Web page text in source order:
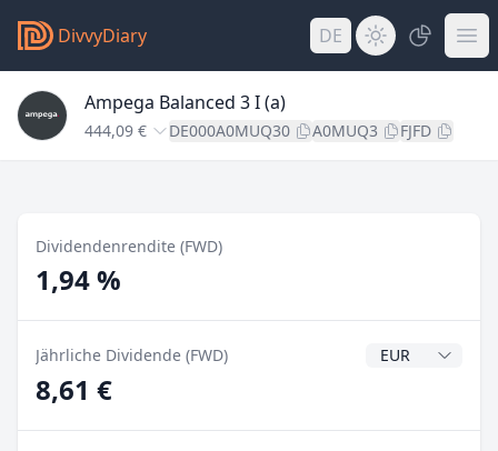
DivvyDiary DE
Ampega Balanced 3 I (a)
444,09 € DE000A0MUQ30 A0MUQ3 FJFD
Dividendenrendite (FWD)
1,94 %
Jährliche Dividende (FWD)
8,61 €